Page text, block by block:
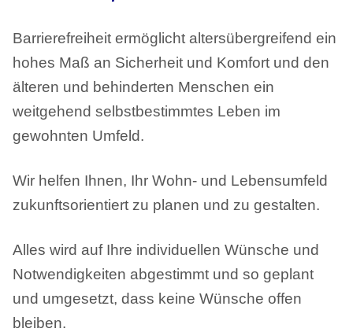
Barrierefreiheit ermöglicht altersübergreifend ein
hohes Maß an Sicherheit und Komfort und den
älteren und behinderten Menschen ein
weitgehend selbstbestimmtes Leben im
gewohnten Umfeld.
Wir helfen Ihnen, Ihr Wohn- und Lebensumfeld
zukunftsorientiert zu planen und zu gestalten.
Alles wird auf Ihre individuellen Wünsche und
Notwendigkeiten abgestimmt und so geplant
und umgesetzt, dass keine Wünsche offen
bleiben.